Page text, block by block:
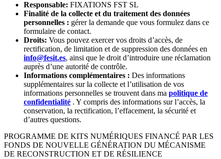
Responsable: FIXATIONS FST SL
Finalité de la collecte et du traitement des données
personnelles : gérer la demande que vous formulez dans ce
formulaire de contact.
Droits: Vous pouvez exercer vos droits d’accès, de
rectification, de limitation et de suppression des données en
info@fesit.es, ainsi que le droit d’introduire une réclamation
auprès d’une autorité de contrôle.
Informations complémentaires : Des informations
supplémentaires sur la collecte et l’utilisation de vos
informations personnelles se trouvent dans ma politique de
confidentialité . Y compris des informations sur l’accès, la
conservation, la rectification, l’effacement, la sécurité et
d’autres questions.
PROGRAMME DE KITS NUMÉRIQUES FINANCÉ PAR LES
FONDS DE NOUVELLE GÉNÉRATION DU MÉCANISME
DE RECONSTRUCTION ET DE RÉSILIENCE